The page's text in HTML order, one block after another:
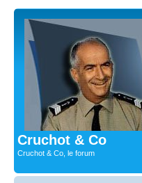
Cruchot & Co
Cruchot & Co, le forum